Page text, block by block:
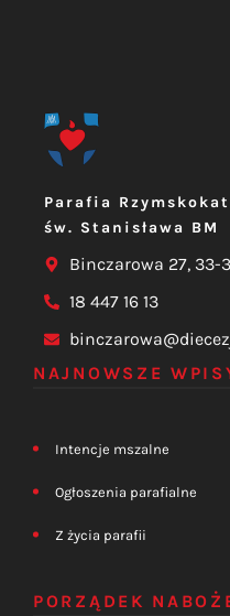
Parafia
św. Stanisława BM
Binczarowa 27, 33-
18 447 16 13
NAJNOWSZE
Intencje mszalne
Ogłoszenia parafialne
Z życia parafii
PORZĄDEK